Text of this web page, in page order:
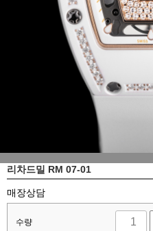
리차드밀 RM 07-01
매장상담
수량